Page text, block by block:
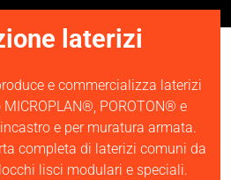
laterizi
e commercializza laterizi
POROTON® e
e per muratura armata.
completa di laterizi comuni da
lisci modulari e speciali.